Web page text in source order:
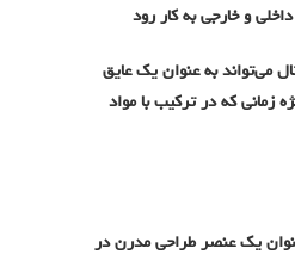
و خارجی به کار رود
می‌تواند به عنوان یک عایق
زمانی که در ترکیب با مواد
یک عنصر طراحی مدرن در